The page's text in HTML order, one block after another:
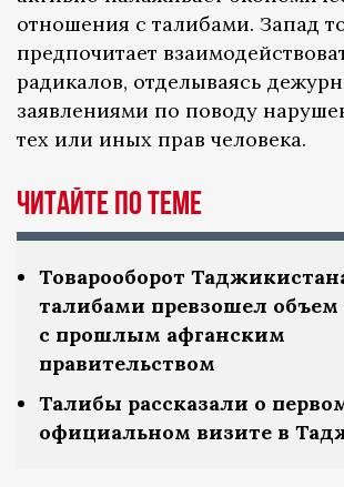
отношения с талибами. Запад
предпочитает
радикалов, отделываясь
заявлениями по поводу
тех или иных прав человека.
Читайте по теме
Товарооборот
талибами превзошел объем
с прошлым афганским
правительством
Талибы рассказали о
официальном визите в